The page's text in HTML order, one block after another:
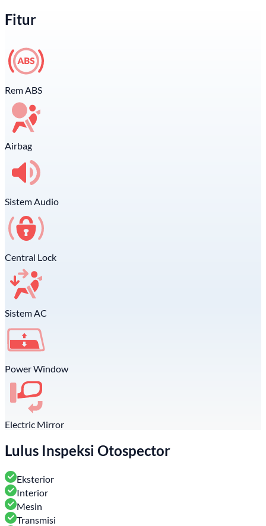
Fitur
Rem ABS
Airbag
Sistem Audio
Central Lock
Sistem AC
Power Window
Electric Mirror
Lulus Inspeksi Otospector
Eksterior
Interior
Mesin
Transmisi